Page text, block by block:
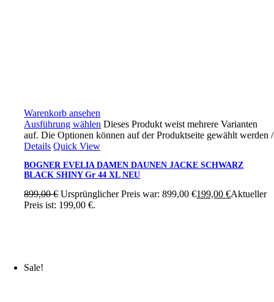
Warenkorb ansehen
Ausführung wählen Dieses Produkt weist mehrere Varianten
auf. Die Optionen können auf der Produktseite gewählt werden/
Details Quick View
BOGNER EVELIA DAMEN DAUNEN JACKE SCHWARZ
BLACK SHINY Gr 44 XL NEU
899,00€ Ursprünglicher Preis war: 899,00 €199,00€Aktueller
Preis ist: 199,00 €.
Sale!